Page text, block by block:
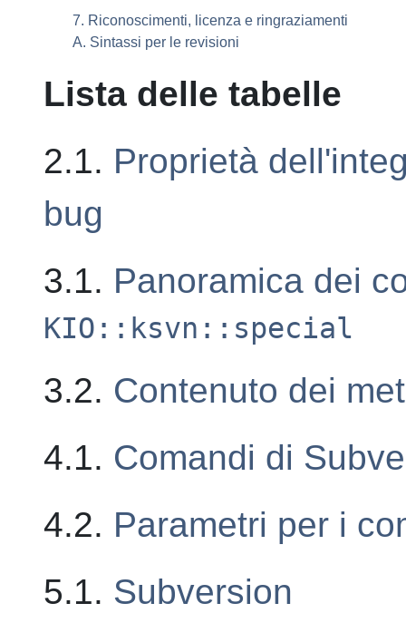
7. Riconoscimenti, licenza e ringraziamenti
A. Sintassi per le revisioni
Lista delle tabelle
2.1. Proprietà
bug
3.1. Panoramica dei
KIO::ksvn::special
3.2. Contenuto dei
4.1. Comandi di
4.2. Parametri per i
5.1. Subversion